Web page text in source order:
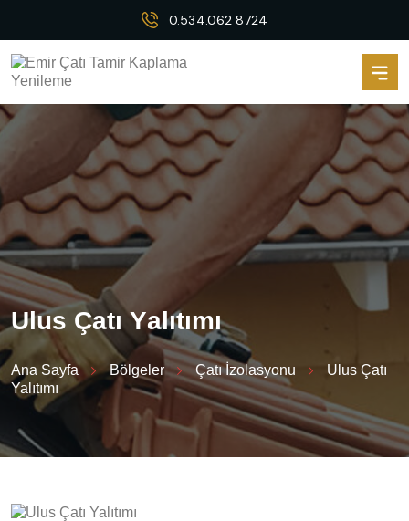
0.534.062 8724
Ulus Çatı Yalıtımı
Ana Sayfa Bölgeler Çatı İzolasyonu
Ulus Çatı
Yalıtımı